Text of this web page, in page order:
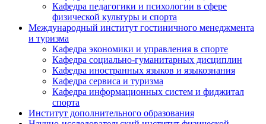
Кафедра педагогики и психологии в сфере
физической культуры и спорта
Международный институт гостиничного менеджмента
и туризма
Кафедра экономики и управления в спорте
Кафедра социально-гуманитарных дисциплин
Кафедра иностранных языков и языкознания
Кафедра сервиса и туризма
Кафедра информационных систем и фиджитал
спорта
Институт дополнительного образования